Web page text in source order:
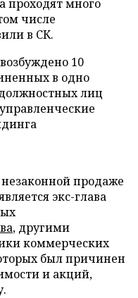
проходят много
числе
в СК.
10
в одно
лиц
продаже
экс-глава
, другими
коммерческих
был причинен
и акций,